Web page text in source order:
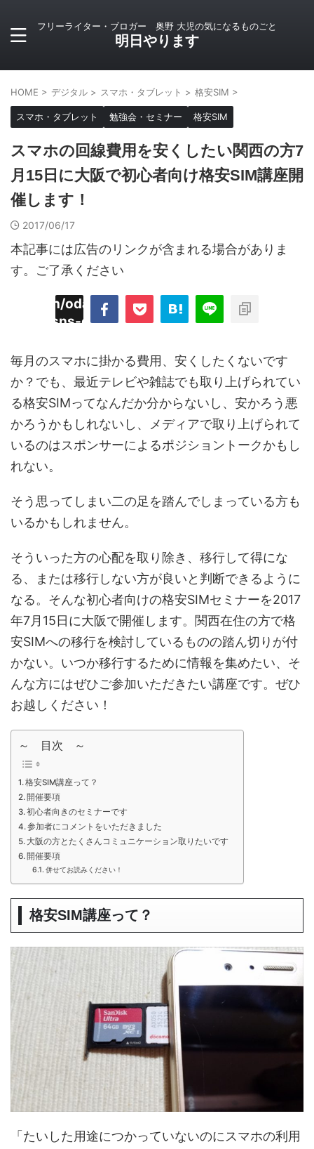
フリーライター・ブロガー 奥野 大児の気になるものごと
明日やります
HOME > デジタル > スマホ・タブレット > 格安SIM >
スマホ・タブレット 勉強会・セミナー 格安SIM
スマホの回線費用を安くしたい関西の方7
月15日に大阪で初心者向け格安SIM講座開
催します！
2017/06/17
本記事には広告のリンクが含まれる場合がありま
す。ご了承ください
odaiji.com/public_html/blog/wp-
sns-count-cache/sns-count-
毎月のスマホに掛かる費用、安くしたくないです
か？でも、最近テレビや雑誌でも取り上げられてい
る格安SIMってなんだか分からないし、安かろう悪
かろうかもしれないし、メディアで取り上げられて
いるのはスポンサーによるポジショントークかもし
れない。
そう思ってしまい二の足を踏んでしまっている方も
いるかもしれません。
そういった方の心配を取り除き、移行して得にな
る、または移行しない方が良いと判断できるように
なる。そんな初心者向けの格安SIMセミナーを2017
年7月15日に大阪で開催します。関西在住の方で格
安SIMへの移行を検討しているものの踏ん切りが付
かない。いつか移行するために情報を集めたい、そ
んな方にはぜひご参加いただきたい講座です。ぜひ
お越しください！
～ 目次 ～
格安SIM講座って？
開催要項
初心者向きのセミナーです
参加者にコメントをいただきました
大阪の方とたくさんコミュニケーション取りたいです
開催要項
併せてお読みください！
格安SIM講座って？
「たいした用途につかっていないのにスマホの利用